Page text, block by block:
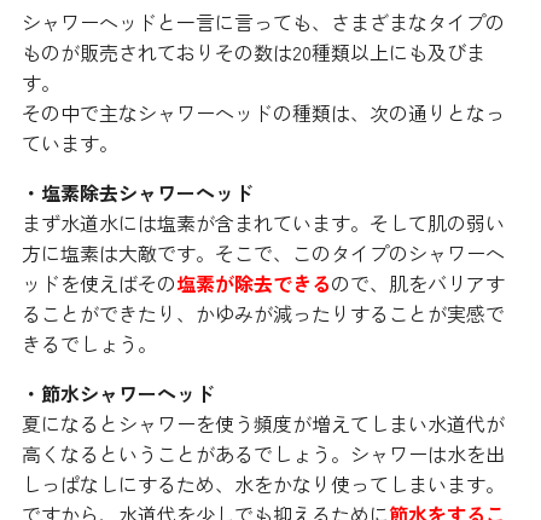
シャワーヘッドと一言に言っても、さまざまなタイプの
ものが販売されておりその数は20種類以上にも及びま
す。
その中で主なシャワーヘッドの種類は、次の通りとなっ
ています。
・塩素除去シャワーヘッド
まず水道水には塩素が含まれています。そして肌の弱い
方に塩素は大敵です。そこで、このタイプのシャワーヘ
ッドを使えばその塩素が除去できるので、肌をバリアす
ることができたり、かゆみが減ったりすることが実感で
きるでしょう。
・節水シャワーヘッド
夏になるとシャワーを使う頻度が増えてしまい水道代が
高くなるということがあるでしょう。シャワーは水を出
しっぱなしにするため、水をかなり使ってしまいます。
ですから、水道代を少しでも抑えるために節水をするこ